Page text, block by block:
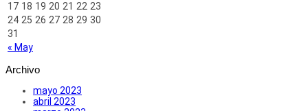
« May
17 18 19 20 21 22 23
24 25 26 27 28 29 30
31
Archivo
mayo 2023
abril 2023